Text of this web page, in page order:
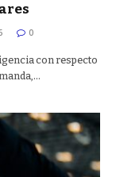
0
con respecto